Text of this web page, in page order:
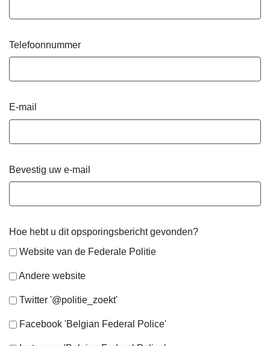
Telefoonnummer
E-mail
Bevestig uw e-mail
Hoe hebt u dit opsporingsbericht gevonden?
Website van de Federale Politie
Andere website
Twitter '@politie_zoekt'
Facebook 'Belgian Federal Police'